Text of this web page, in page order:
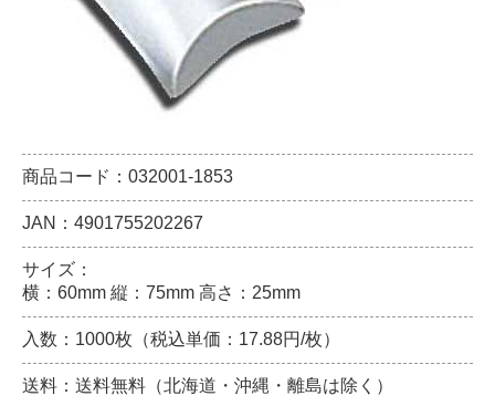
商品コード：032001-1853
JAN：4901755202267
サイズ：
横：60mm 縦：75mm 高さ：25mm
入数：1000枚（税込単価：17.88円/枚）
送料：送料無料（北海道・沖縄・離島は除く）